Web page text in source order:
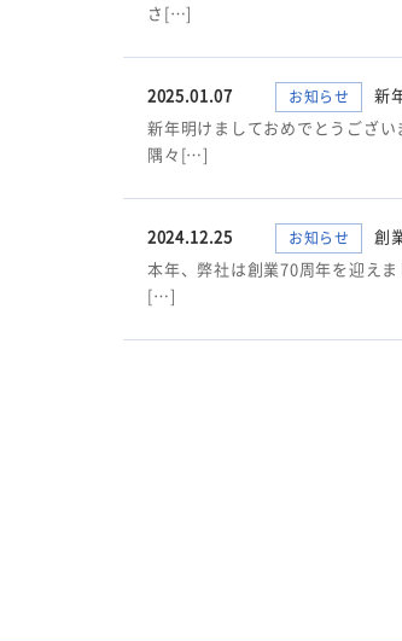
さ[…]
2025.01.07 お知らせ
新
新年明けましておめでとうござ
隅々[…]
2024.12.25 お知らせ
創
本年、弊社は創業70周年を迎え
[…]